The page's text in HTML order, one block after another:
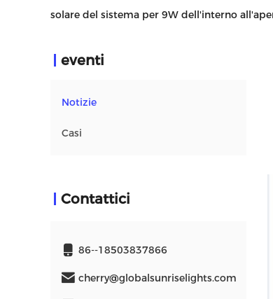
solare del sistema per 9W dell'interno
eventi
Notizie
Casi
Contattici
86--18503837866
cherry@globalsunriselights.com